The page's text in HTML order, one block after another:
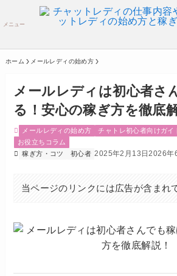
メニュー
ホーム メールレディの始め方
メールレディは初心者さ
る！安心の稼ぎ方を徹底
メールレディの始め方 チャトレ初心者向けガイ
お役立ちコラム
稼ぎ方・コツ
初心者 2025年2月13日2026年
当ページのリンクには広告が含まれ